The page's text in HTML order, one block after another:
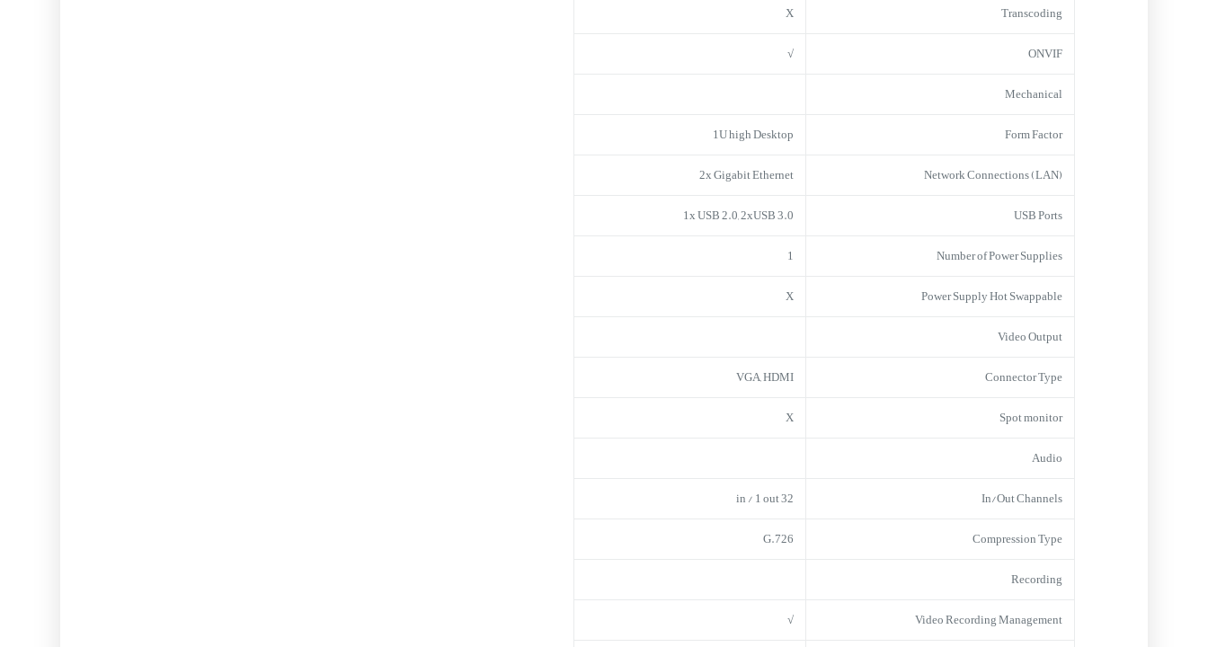
Transcoding
X
ONVIF
√
Mechanical
Form Factor
1U high Desktop
Network Connections (LAN)
2x Gigabit Ethernet
USB Ports
1x USB 2.0, 2xUSB 3.0
Number of Power Supplies
1
Power Supply Hot Swappable
X
Video Output
Connector Type
VGA, HDMI
Spot monitor
X
Audio
In/Out Channels
32 in / 1 out
Compression Type
G.726
Recording
Video Recording Management
√